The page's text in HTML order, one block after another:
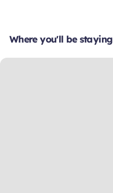
Where you'll be staying